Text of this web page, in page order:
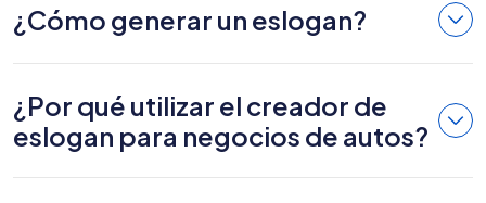
¿Cómo generar un eslogan?
¿Por qué utilizar el creador de
eslogan para negocios de autos?